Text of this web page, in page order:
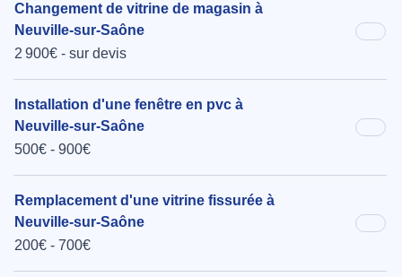
Changement de vitrine de magasin à
Neuville-sur-Saône
2 900€ - sur devis
Installation d'une fenêtre en pvc à
Neuville-sur-Saône
500€ - 900€
Remplacement d'une vitrine fissurée à
Neuville-sur-Saône
200€ - 700€